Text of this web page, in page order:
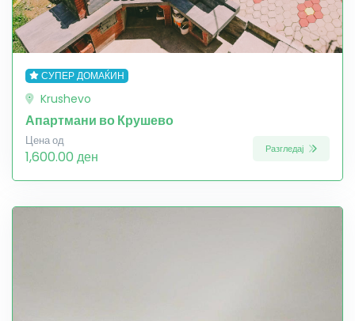
СУПЕР ДОМАЌИН
Krushevo
Апартмани во Крушево
Цена од
1,600.00 ден Разгледај